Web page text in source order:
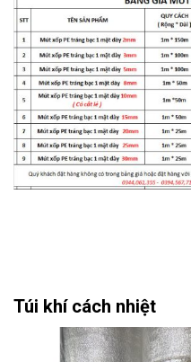
Túi khí cách nhiệt